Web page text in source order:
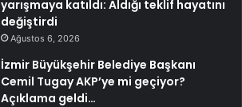
yarışmaya katıldı: Aldığı teklif hayatını
değiştirdi
Ağustos 6, 2026
İzmir Büyükşehir Belediye Başkanı
Cemil Tugay AKP’ye mi geçiyor?
Açıklama geldi…